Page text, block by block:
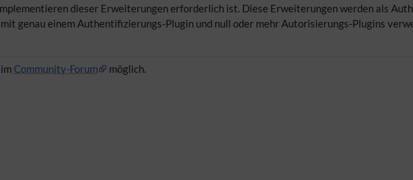
dieser Erweiterungen erforderlich ist. Diese Erweiterungen werden als
genau einem Authentifizierungs-Plugin und null oder mehr Autorisierungs-Plugins
Community-Forum möglich.